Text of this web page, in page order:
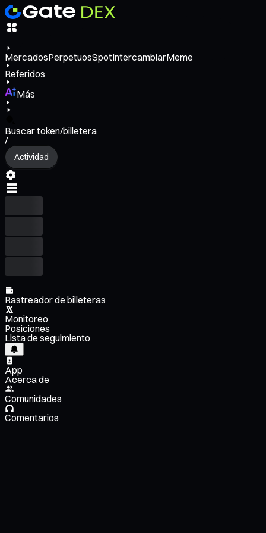
MercadosPerpetuosSpotIntercambiarMeme
Referidos
Más
Buscar token/billetera
/
Actividad
Rastreador de billeteras
Monitoreo
Posiciones
Lista de seguimiento
App
Acerca de
Comunidades
Comentarios